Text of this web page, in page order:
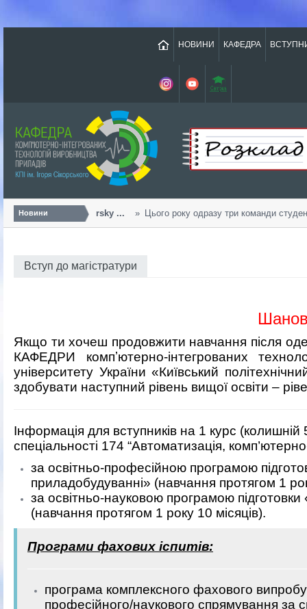
НОВИНИ КАФЕДРА
Новини
Урожайний «Sikorsky ... Цього року одразу три команди
Вступ до магістратури
Якщо ти хочеш продовжити навчання після
КАФЕДРИ компʼютерно-інтегрованих
університету України «Київський
здобувати наступний рівень вищої освіти –
Інформація для вступників на 1 курс
спеціальності 174 “Автоматизація,
за освітньо-професійною програмою
приладобудуванні» (навчання протягом 1
за освітньо-науковою програмою підготовки
(навчання протягом 1 року 10 місяців).
Програми фахових іспитів:
програма комплексного фахового
професійного/наукового спрямування за